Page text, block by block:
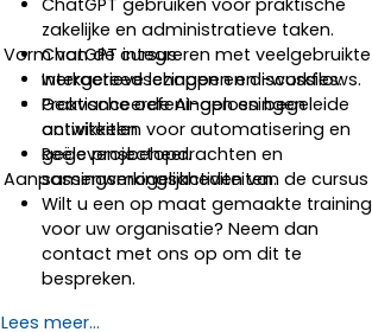
zakelijke en administratieve taken.
ChatGPT integreren met veelgebruikte
werkgereedschappen en -workflows.
Geavanceerde AI-oplossingen
ontwikkelen voor automatisering en
gegevensbeheer.
Vorm van de cursus
Interactieve lezingen en discussies.
Praktische oefeningen en begeleide
activiteiten.
Reële projectopdrachten en
samenwerkingsactiviteiten.
Aanpassingsmogelijkheden van de cursus
Wilt u een op maat gemaakte training
voor uw organisatie? Neem dan
contact met ons op om dit te
bespreken.
Lees meer...